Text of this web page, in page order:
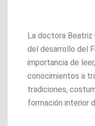
La doctora Beatriz
del desarrollo del
importancia de
conocimientos a
tradiciones,
formación interior